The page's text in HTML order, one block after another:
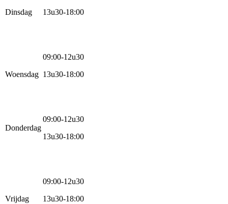
Dinsdag
13u30-18:00
Woensdag
09:00-12u30
13u30-18:00
Donderdag
09:00-12u30
13u30-18:00
Vrijdag
09:00-12u30
13u30-18:00